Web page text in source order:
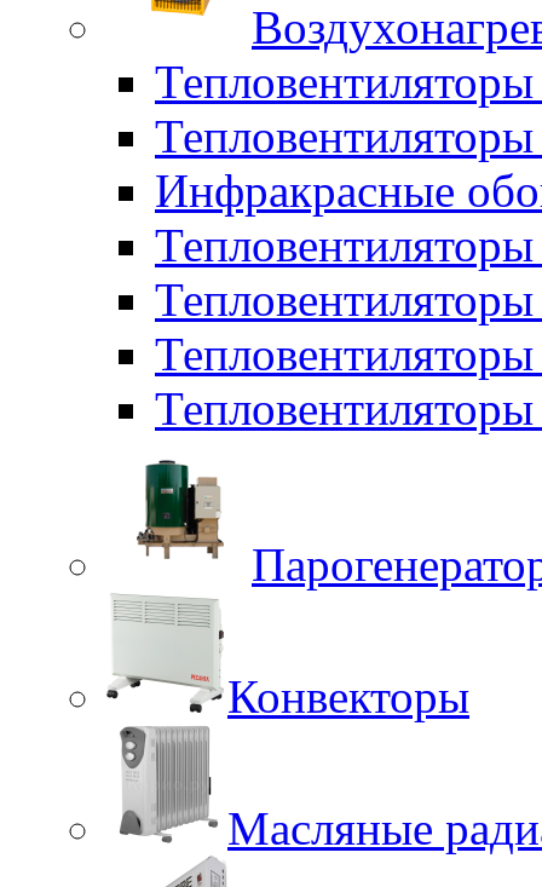
Тепловентиляторы
Инфракрасные
Конвекторы
Масляные